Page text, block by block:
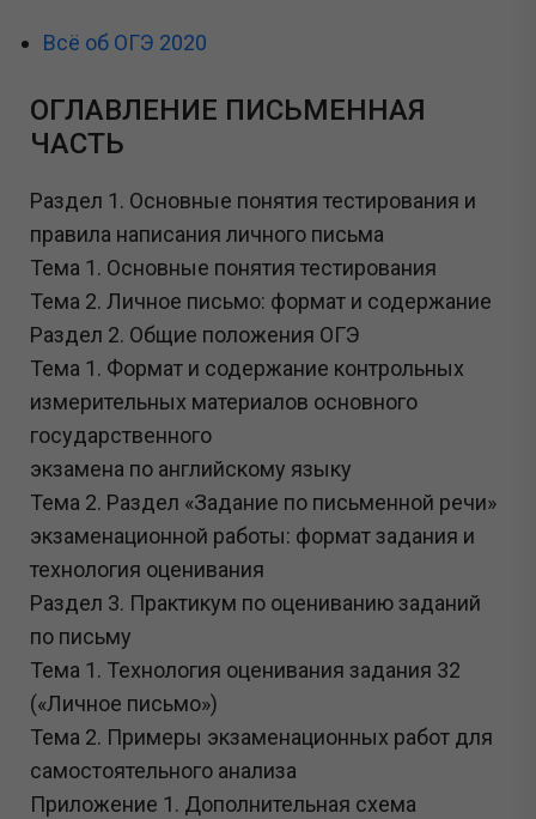
Всё об ОГЭ 2020
ОГЛАВЛЕНИЕ ПИСЬМЕННАЯ
ЧАСТЬ
Раздел 1. Основные понятия тестирования и
правила написания личного письма
Тема 1. Основные понятия тестирования
Тема 2. Личное письмо: формат и содержание
Раздел 2. Общие положения ОГЭ
Тема 1. Формат и содержание контрольных
измерительных материалов основного
государственного
экзамена по английскому языку
Тема 2. Раздел «Задание по письменной речи»
экзаменационной работы: формат задания и
технология оценивания
Раздел 3. Практикум по оцениванию заданий
по письму
Тема 1. Технология оценивания задания 32
(«Личное письмо»)
Тема 2. Примеры экзаменационных работ для
самостоятельного анализа
Приложение 1. Дополнительная схема